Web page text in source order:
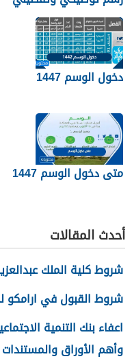
لمنطقة محدودة من سطح
الأرض. صواب خطأ
دخول الوسم 1447
متى دخول الوسم 1447
أحدث المقالات
شروط كلية الملك عبدالعزيز
شروط القبول في ارامكو
وأهم الأوراق والمستندات